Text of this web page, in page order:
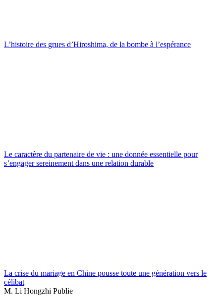
L’histoire des grues d’Hiroshima, de la bombe à l’espérance
Le caractère du partenaire de vie : une donnée essentielle pour
s’engager sereinement dans une relation durable
La crise du mariage en Chine pousse toute une génération vers le
célibat
M. Li Hongzhi Publie